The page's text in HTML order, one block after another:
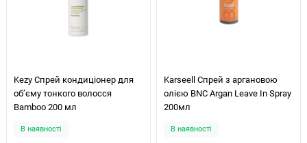
Kezy Спрей кондиціонер для
об’єму тонкого волосся
Bamboo 200 мл
В наявності
Karseell Спрей з аргановою
олією BNC Argan Leave In Spray
200мл
В наявності